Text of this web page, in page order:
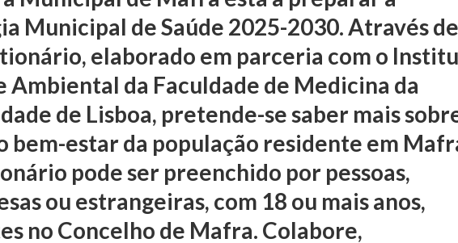
Municipal de Saúde 2025-2030. Através de
elaborado em parceria com o
Ambiental da Faculdade de Medicina da
de Lisboa, pretende-se saber mais
bem-estar da população residente em
pode ser preenchido por pessoas,
ou estrangeiras, com 18 ou mais anos,
no Concelho de Mafra. Colabore,